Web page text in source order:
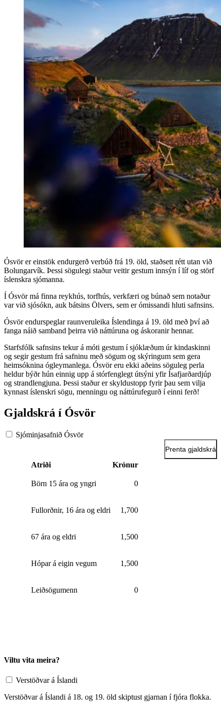
Ósvör er einstök endurgerð verbúð frá 19. öld, staðsett rétt utan við
Bolungarvík. Þessi sögulegi staður veitir gestum innsýn í líf og störf
íslenskra sjómanna.
Í Ósvör má finna reykhús, torfhús, verkfæri og búnað sem notaður
var við sjósókn, auk bátsins Ölvers, sem er ómissandi hluti safnsins.
Ósvör endurspeglar raunveruleika Íslendinga á 19. öld með því að
fanga náið samband þeirra við náttúruna og áskoranir hennar.
Starfsfólk safnsins tekur á móti gestum í sjóklæðum úr kindaskinni
og segir gestum frá safninu með sögum og skýringum sem gera
heimsóknina ógleymanlega. Ósvör eru ekki aðeins söguleg perla
heldur býðr hún einnig upp á stórfenglegt útsýni yfir Ísafjarðardjúp
og strandlengjuna. Þessi staður er skyldustopp fyrir þau sem vilja
kynnast íslenskri sögu, menningu og náttúrufegurð í einni ferð!
Gjaldskrá í Ósvör
Sjóminjasafnið Ósvör
Prenta gjaldskrá
Atriði Krónur
Börn 15 ára og yngri 0
Fullorðnir, 16 ára og eldri 1,700
67 ára og eldri 1,500
Hópar á eigin vegum 1,500
Leiðsögumenn 0
Viltu vita meira?
Verstöðvar á Íslandi
Verstöðvar á Íslandi á 18. og 19. öld skiptust gjarnan í fjóra flokka.